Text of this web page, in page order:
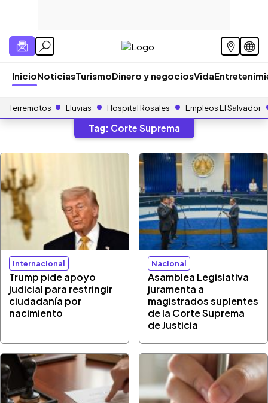
InicioNoticiasTurismoDinero y negociosVida
Terremotos Lluvias Hospital Rosales Empleos El Salvador
Tag: Corte Suprema
Internacional
Trump pide apoyo
judicial para restringir
ciudadanía por
nacimiento
Nacional
Asamblea Legislativa
juramenta a
magistrados suplentes
de la Corte Suprema
de Justicia